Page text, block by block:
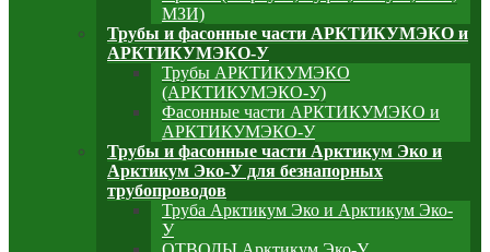
МЗИ)
Трубы и фасонные части АРКТИКУМЭКО и
АРКТИКУМЭКО-У
Трубы АРКТИКУМЭКО
(АРКТИКУМЭКО-У)
Фасонные части АРКТИКУМЭКО и
АРКТИКУМЭКО-У
Трубы и фасонные части Арктикум Эко и
Арктикум Эко-У для безнапорных
трубопроводов
Труба Арктикум Эко и Арктикум Эко-
У